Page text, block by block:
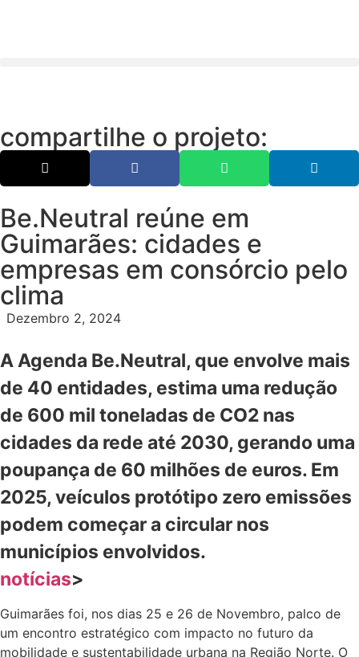
compartilhe o projeto:
Be.Neutral reúne em
Guimarães: cidades e
empresas em consórcio pelo
clima
Dezembro 2, 2024
A Agenda Be.Neutral, que envolve mais
de 40 entidades, estima uma redução
de 600 mil toneladas de CO2 nas
cidades da rede até 2030, gerando uma
poupança de 60 milhões de euros. Em
2025, veículos protótipo zero emissões
podem começar a circular nos
municípios envolvidos.
notícias>
Guimarães foi, nos dias 25 e 26 de Novembro, palco de
um encontro estratégico com impacto no futuro da
mobilidade e sustentabilidade urbana na Região Norte. O